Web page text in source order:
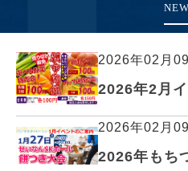
2026年02月
2026年2月
2026年02月
2026年もち